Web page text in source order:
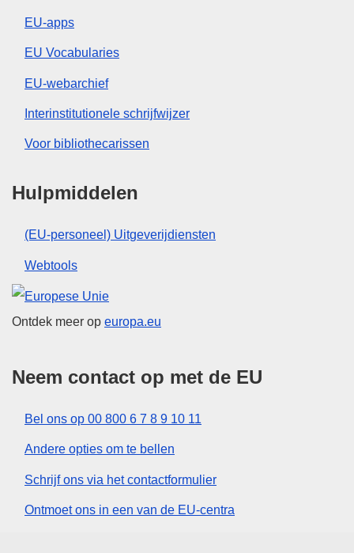
EU-apps
EU Vocabularies
EU-webarchief
Interinstitutionele schrijfwijzer
Voor bibliothecarissen
Hulpmiddelen
(EU-personeel) Uitgeverijdiensten
Webtools
Europese Unie
Ontdek meer op europa.eu
Neem contact op met de EU
Bel ons op 00 800 6 7 8 9 10 11
Andere opties om te bellen
Schrijf ons via het contactformulier
Ontmoet ons in een van de EU-centra